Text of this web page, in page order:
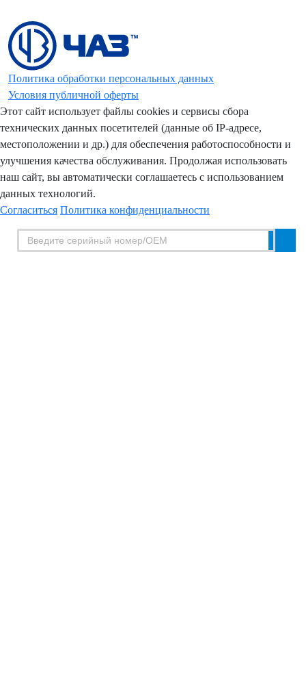
Политика обработки персональных данных
Условия публичной оферты
Этот сайт использует файлы cookies и сервисы сбора
технических данных посетителей (данные об IP-адресе,
местоположении и др.) для обеспечения работоспособности и
улучшения качества обслуживания. Продолжая использовать
наш сайт, вы автоматически соглашаетесь с использованием
данных технологий.
Согласиться Политика конфиденциальности